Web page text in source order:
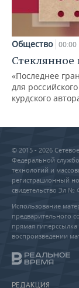
Общество 00:00
Стеклянное
«Последнее
для
курдского
© 2015 - 2026
Федеральной
технологий и
регистрационный
свидетельство Эл №
Использование
предварительного
прямая
воспроизведении
РЕДАКЦИЯ